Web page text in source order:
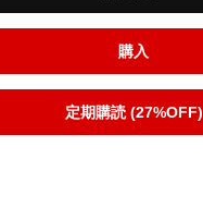
購入
定期購読 (27%OFF)